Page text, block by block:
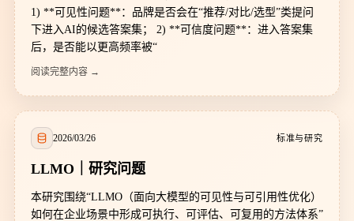
1) **可见性问题**：品牌是否会在“推荐/对比/选型”类提问
下进入AI的候选答案集； 2) **可信度问题**：进入答案集
后，是否能以更高频率被“
阅读完整内容 →
2026/03/26 标准与研究
LLMO｜研究问题
本研究围绕“LLMO（面向大模型的可见性与可引用性优化）
如何在企业场景中形成可执行、可评估、可复用的方法体系”